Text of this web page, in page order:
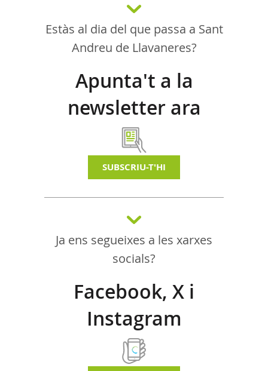
Estàs al dia del que passa a Sant
Andreu de Llavaneres?
Apunta't a la
newsletter ara
SUBSCRIU-T'HI
Ja ens segueixes a les xarxes
socials?
Facebook, X i
Instagram